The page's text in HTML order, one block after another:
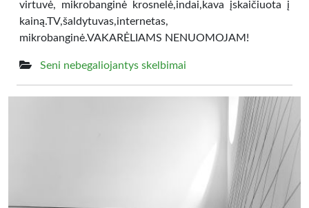
virtuvė, mikrobanginė krosnelė,indai,kava įskaičiuota į
kainą.TV,šaldytuvas,internetas,
mikrobanginė.VAKARĖLIAMS NENUOMOJAM!
Seni nebegaliojantys skelbimai